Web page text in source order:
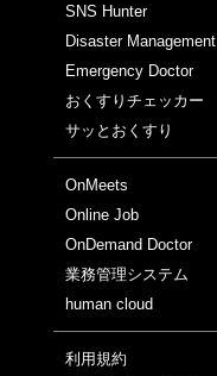
SNS Hunter
Disaster Management
Emergency Doctor
おくすりチェッカー
サッとおくすり
OnMeets
Online Job
OnDemand Doctor
業務管理システム
human cloud
利用規約